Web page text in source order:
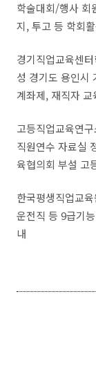
학술대회/행사 회
지, 투고 등 학회
경기직업교육센
성 경기도 용인시
계좌제, 재직자 교
고등직업교육연
직원연수 자료실
육협의회 부설 고
한국평생직업교
운전직 등 9급기
내